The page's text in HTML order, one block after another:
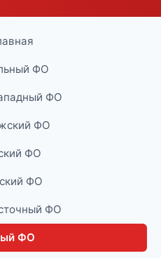
ФО
ФО
ФО
ФО
ФО
ФО
ФО